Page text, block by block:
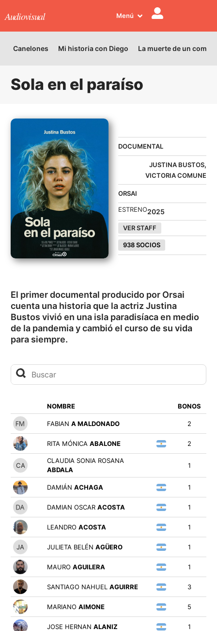
Audiovisual Menú
Canelones Mi historia con Diego La muerte de un
Sola en el paraíso
DOCUMENTAL
JUSTINA BUSTOS,
VICTORIA COMUNE
ORSAI
ESTRENO2025
VER STAFF
938 SOCIOS
El primer documental producido por Orsai
cuenta una historia que la actriz Justina
Bustos vivió en una isla paradisíaca en medio
de la pandemia y cambió el curso de su vida
para siempre.
NOMBRE BONOS
FABIAN A MALDONADO 2
RITA MÓNICA ABALONE 2
CLAUDIA SONIA ROSANA
ABDALA
1
DAMIÁN ACHAGA 1
DAMIAN OSCAR ACOSTA 1
LEANDRO ACOSTA 1
JULIETA BELÉN AGÜERO 1
MAURO AGUILERA 1
SANTIAGO NAHUEL AGUIRRE 3
MARIANO AIMONE 5
JOSE HERNAN ALANIZ 1